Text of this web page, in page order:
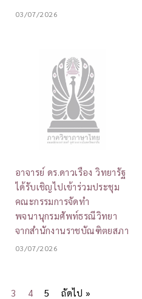
03/07/2026
อาจารย์ ดร.ดาวเรือง วิทยารัฐ
ได้รับเชิญไปเข้าร่วมประชุม
คณะกรรมการจัดทำ
พจนานุกรมศัพท์ธรณีวิทยา
จากสำนักงานราชบัณฑิตยสภา
03/07/2026
3 4 5 ถัดไป »